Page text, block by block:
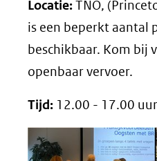
Locatie:TNO,
is een beperkt aantal
beschikbaar. Kom bij
openbaar vervoer.
Tijd: 12.00 - 17.00 uur